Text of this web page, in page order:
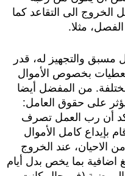
الى التقاعد كما
مثلا.
والتجهيز له، قدر
بخصوص الأموال
من المفضل أيضا
على حقوق العامل:
أن رب العمل تصرف
بإيداع كامل الأموال
الاحيان، عند الخروج
اضافية بما يخص بدل أيام